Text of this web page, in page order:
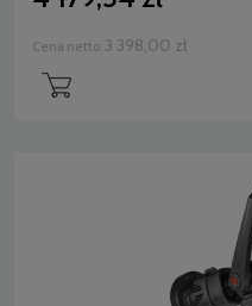
Cena netto: 3 398,00 zł